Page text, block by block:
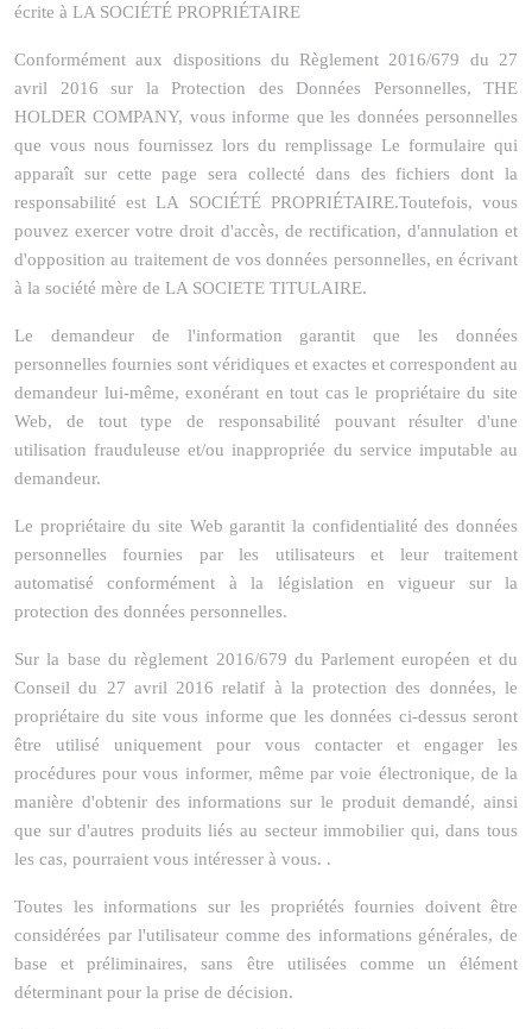
écrite à LA SOCIÉTÉ PROPRIÉTAIRE
Conformément aux dispositions du Règlement 2016/679 du 27
avril 2016 sur la Protection des Données Personnelles, THE
HOLDER COMPANY, vous informe que les données personnelles
que vous nous fournissez lors du remplissage Le formulaire qui
apparaît sur cette page sera collecté dans des fichiers dont la
responsabilité est LA SOCIÉTÉ PROPRIÉTAIRE.Toutefois, vous
pouvez exercer votre droit d'accès, de rectification, d'annulation et
d'opposition au traitement de vos données personnelles, en écrivant
à la société mère de LA SOCIETE TITULAIRE.
Le demandeur de l'information garantit que les données
personnelles fournies sont véridiques et exactes et correspondent au
demandeur lui-même, exonérant en tout cas le propriétaire du site
Web, de tout type de responsabilité pouvant résulter d'une
utilisation frauduleuse et/ou inappropriée du service imputable au
demandeur.
Le propriétaire du site Web garantit la confidentialité des données
personnelles fournies par les utilisateurs et leur traitement
automatisé conformément à la législation en vigueur sur la
protection des données personnelles.
Sur la base du règlement 2016/679 du Parlement européen et du
Conseil du 27 avril 2016 relatif à la protection des données, le
propriétaire du site vous informe que les données ci-dessus seront
être utilisé uniquement pour vous contacter et engager les
procédures pour vous informer, même par voie électronique, de la
manière d'obtenir des informations sur le produit demandé, ainsi
que sur d'autres produits liés au secteur immobilier qui, dans tous
les cas, pourraient vous intéresser à vous. .
Toutes les informations sur les propriétés fournies doivent être
considérées par l'utilisateur comme des informations générales, de
base et préliminaires, sans être utilisées comme un élément
déterminant pour la prise de décision.